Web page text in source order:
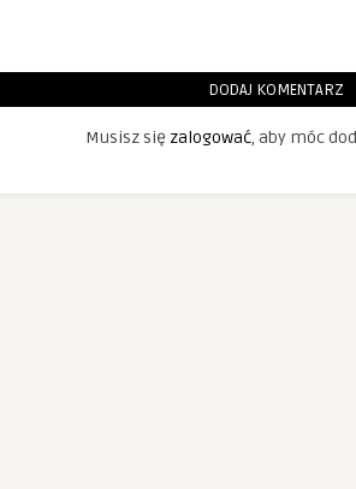
DODAJ KOMENTARZ
Musisz się zalogować, aby móc